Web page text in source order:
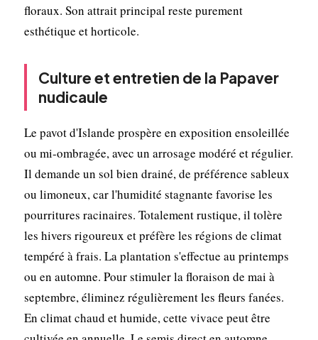
floraux. Son attrait principal reste purement
esthétique et horticole.
Culture et entretien de la Papaver
nudicaule
Le pavot d'Islande prospère en exposition ensoleillée
ou mi-ombragée, avec un arrosage modéré et régulier.
Il demande un sol bien drainé, de préférence sableux
ou limoneux, car l'humidité stagnante favorise les
pourritures racinaires. Totalement rustique, il tolère
les hivers rigoureux et préfère les régions de climat
tempéré à frais. La plantation s'effectue au printemps
ou en automne. Pour stimuler la floraison de mai à
septembre, éliminez régulièrement les fleurs fanées.
En climat chaud et humide, cette vivace peut être